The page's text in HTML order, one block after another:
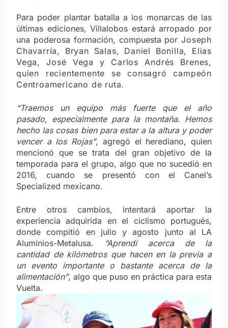
Para poder plantar batalla a los monarcas de las
últimas ediciones, Villalobos estará arropado por
una poderosa formación, compuesta porJoseph
Chavarría, Bryan Salas, Daniel Bonilla, Elias
Vega, José Vega y Carlos Andrés Brenes,
quien recientemente se consagró campeón
Centroamericano de ruta.
“Traemos un equipo más fuerte que el año
pasado, especialmente para la montaña. Hemos
hecho las cosas bien para estar a la altura y poder
vencer a los Rojas”, agregó el herediano, quien
mencionó que se trata del gran objetivo de la
temporada para el grupo, algo que no sucedió en
2016, cuando se presentó con el Canel’s
Specialized mexicano.
Entre otros cambios, intentará aportar la
experiencia adquirida en el ciclismo portugués,
donde compitió en julio y agosto junto al LA
Alumi­nios-Metalusa.
“Aprendí acerca de la
cantidad de kilómetros que hacen en la previa a
un evento importante o bastante acerca de la
alimentación”, algo que puso en práctica para esta
Vuelta.